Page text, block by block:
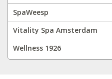
SpaWeesp
Vitality Spa Amsterdam
Wellness 1926